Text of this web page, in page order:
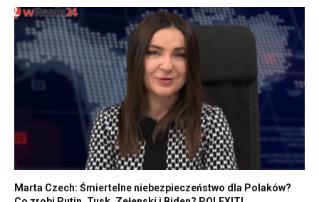
Marta Czech: Śmiertelne niebezpieczeństwo dla Polaków?